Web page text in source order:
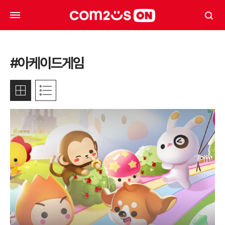
#아케이드게임